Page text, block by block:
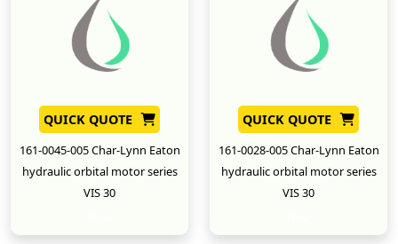
QUICK QUOTE
161-0045-005 Char-Lynn Eaton
hydraulic orbital motor series
VIS 30
QUICK QUOTE
161-0028-005 Char-Lynn Eaton
hydraulic orbital motor series
VIS 30